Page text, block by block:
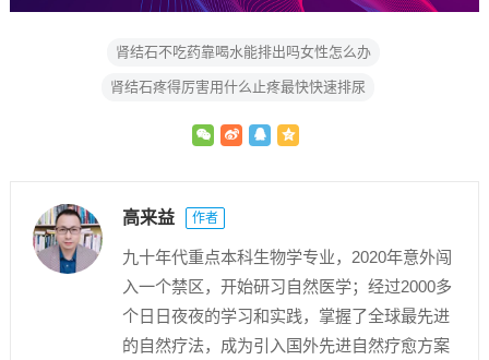
肾结石不吃药靠喝水能排出吗女性怎么办
肾结石疼得厉害用什么止疼最快快速排尿
高来益 作者
九十年代重点本科生物学专业，2020年意外闯
入一个禁区，开始研习自然医学；经过2000多
个日日夜夜的学习和实践，掌握了全球最先进
的自然疗法，成为引入国外先进自然疗愈方案